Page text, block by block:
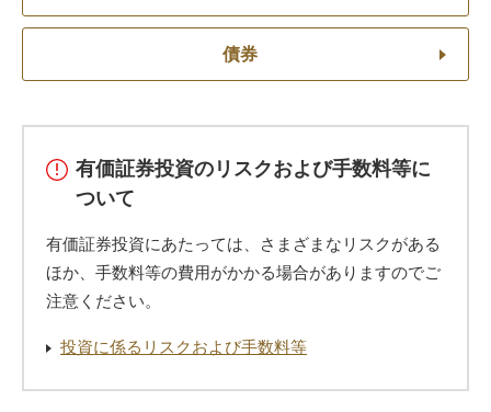
債券
有価証券投資のリスクおよび手数料等に
ついて
有価証券投資にあたっては、さまざまなリスクがある
ほか、手数料等の費用がかかる場合がありますのでご
注意ください。
投資に係るリスクおよび手数料等